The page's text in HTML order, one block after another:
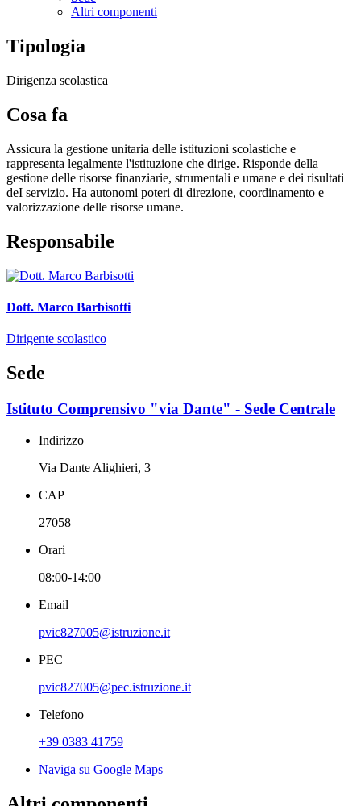
Altri componenti
Tipologia
Dirigenza scolastica
Cosa fa
Assicura la gestione unitaria delle istituzioni scolastiche e
rappresenta legalmente l'istituzione che dirige. Risponde della
gestione delle risorse finanziarie, strumentali e umane e dei risultati
deI servizio. Ha autonomi poteri di direzione, coordinamento e
valorizzazione delle risorse umane.
Responsabile
Dott. Marco Barbisotti
Dirigente scolastico
Sede
Istituto Comprensivo "via Dante" - Sede Centrale
Indirizzo
Via Dante Alighieri, 3
CAP
27058
Orari
08:00-14:00
Email
pvic827005@istruzione.it
PEC
pvic827005@pec.istruzione.it
Telefono
+39 0383 41759
Naviga su Google Maps